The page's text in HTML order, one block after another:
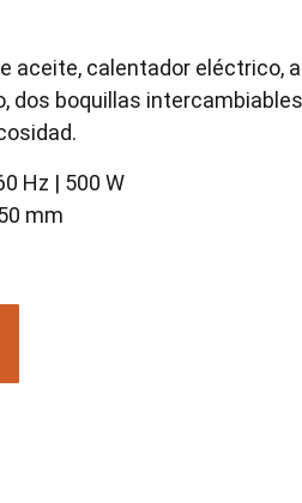
aceite, calentador eléctrico,
dos boquillas
Hz | 500 W
mm